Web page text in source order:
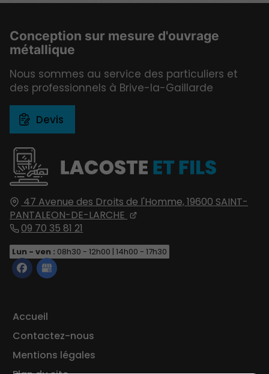
47 Avenue des Droits de l'Homme,19600 SAINT-
PANTALEON-DE-LARCHE
09 70 35 81 21
Lun - ven : 08h30 - 12h00 | 14h00 - 17h30
Accueil
Contactez-nous
Mentions légales
Conception sur mesure d'ouvrage
métallique
Nous sommes au service des particuliers et
des professionnels à Brive-la-Gaillarde
Devis